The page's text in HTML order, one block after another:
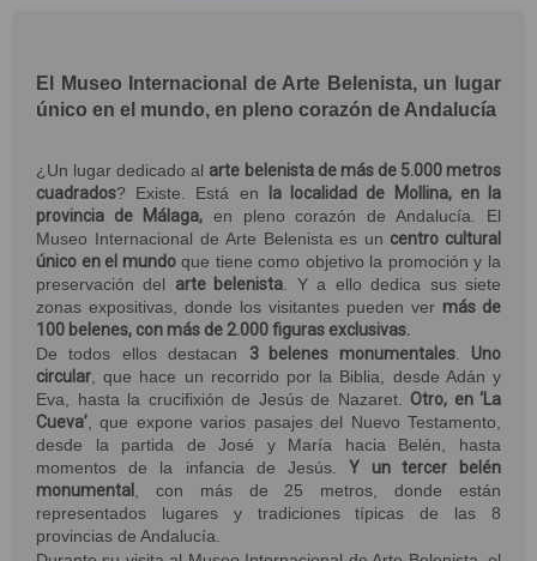
El Museo Internacional de Arte Belenista, un lugar
único en el mundo, en pleno corazón de Andalucía
¿Un lugar dedicado al arte belenista de más de 5.000 metros
cuadrados? Existe. Está en
la localidad de Mollina, en la
provincia de Málaga,en pleno corazón de Andalucía. El
Museo Internacional de Arte Belenista es un centro cultural
único en el mundoque tiene como objetivo la promoción y la
preservación del arte belenista . Y a ello dedica sus siete
zonas expositivas, donde los visitantes pueden ver más de
100 belenes, con más de 2.000 figuras exclusivas.
De todos ellos destacan 3 belenes monumentales. Uno
circular , que hace un recorrido por la Biblia, desde Adán y
Eva, hasta la crucifixión de Jesús de Nazaret. Otro, en ‘La
Cueva’ , que expone varios pasajes del Nuevo Testamento,
desde la partida de José y María hacia Belén, hasta
momentos de la infancia de Jesús.Y un tercer
belén
monumental
, con más de 25 metros, donde están
representados lugares y tradiciones típicas de las 8
provincias de Andalucía.